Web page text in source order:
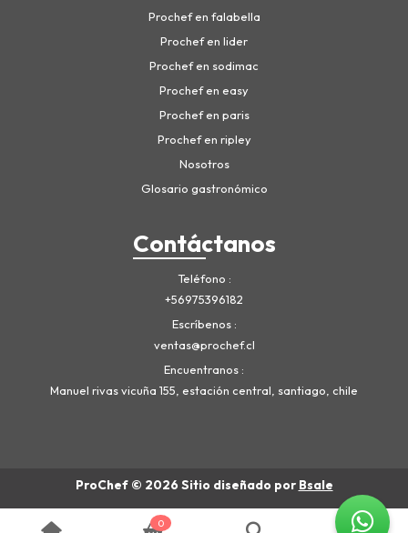
Prochef en falabella
Prochef en lider
Prochef en sodimac
Prochef en easy
Prochef en paris
Prochef en ripley
Nosotros
Glosario gastronómico
Contáctanos
Teléfono
+56975396182
Escríbenos
ventas@prochef.cl
Encuentranos
Manuel rivas vicuña 155, estación central, santiago, chile
ProChef © 2026 Sitio diseñado por Bsale
0